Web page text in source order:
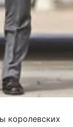
королевских